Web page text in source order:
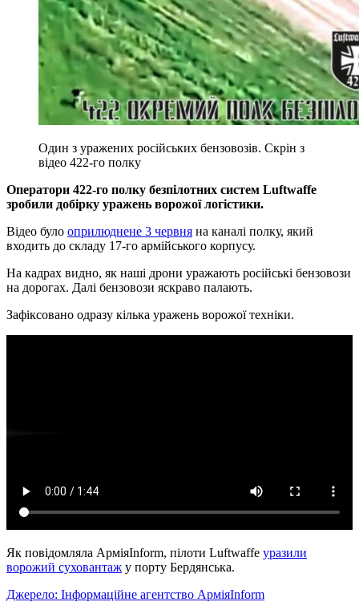
Один з уражених російських бензовозів. Скрін з
відео 422-го полку
Оператори 422-го полку безпілотних систем Luftwaffe
зробили добірку уражень ворожої логістики.
Відео було оприлюднене 3 червня на каналі полку, який
входить до складу 17-го армійського корпусу.
На кадрах видно, як наші дрони уражають російські бензовози
на дорогах. Далі бензовози яскраво палають.
Зафіксовано одразу кілька уражень ворожої техніки.
Як повідомляла АрміяInform, пілоти Luftwaffe уразили
ворожий суховантаж у порту Бердянська.
Джерело: Інформаційне агентство АрміяInform